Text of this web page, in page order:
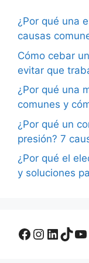
¿Por qué una
causas
Cómo cebar
evitar que
¿Por qué una
comunes y
¿Por qué un
presión? 7
¿Por qué el
y soluciones
Facebook